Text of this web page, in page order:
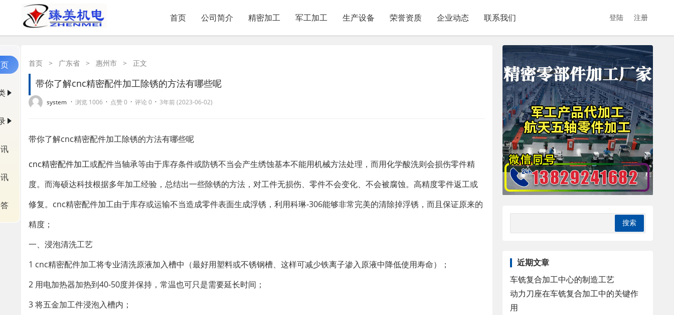
首页 公司简介 精密加工 军工加工 生产设备 荣誉资质 企业动态 联系我们 登陆 注册
首页 > 广东省 > 惠州市 > 正文
带你了解cnc精密配件加工除锈的方法有哪些呢
system · 浏览 1006 · 点赞 0 · 评论 0 · 3年前 (2023-06-02)
带你了解cnc精密配件加工除锈的方法有哪些呢
cnc精密配件加工或配件当轴承等由于库存条件或防锈不当会产生绣蚀基本不能用机械方法处理，而用化学酸洗则会损伤零件精
度。而海硕达科技根据多年加工经验，总结出一些除锈的方法，对工件无损伤、零件不会变化、不会被腐蚀。高精度零件返工或
修复。cnc精密配件加工由于库存或运输不当造成零件表面生成浮锈，利用科琳-306能够非常完美的清除掉浮锈，而且保证原来的
精度；
一、浸泡清洗工艺
1 cnc精密配件加工将专业清洗原液加入槽中（最好用塑料或不锈钢槽、这样可减少铁离子渗入原液中降低使用寿命）；
2 用电加热器加热到40-50度并保持，常温也可只是需要延长时间；
3 将五金加工件浸泡入槽内；
近期文章
车铣复合加工中心的制造工艺
动力刀座在车铣复合加工中的关键作
用